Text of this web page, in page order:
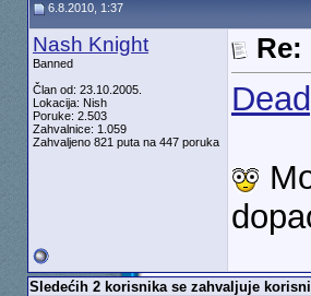
6.8.2010, 1:37
Nash Knight
Banned
Član od: 23.10.2005.
Lokacija: Nish
Poruke: 2.503
Zahvalnice: 1.059
Zahvaljeno 821 puta na 447 poruka
Re:
Sledećih 2 korisnika se zahvaljuje